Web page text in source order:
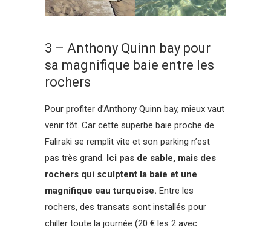
3 – Anthony Quinn bay pour
sa magnifique baie entre les
rochers
Pour profiter d’Anthony Quinn bay, mieux vaut
venir tôt. Car cette superbe baie proche de
Faliraki se remplit vite et son parking n’est
pas très grand. Ici pas de sable, mais des
rochers qui sculptent la baie et une
magnifique eau turquoise. Entre les
rochers, des transats sont installés pour
chiller toute la journée (20 € les 2 avec